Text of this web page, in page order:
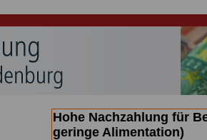
Hohe Nachzahlung für
geringe Alimentation)